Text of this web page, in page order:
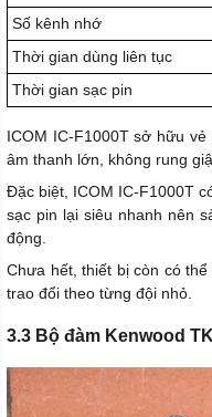
Số kênh nhớ
Thời gian dùng liên tục
Thời gian sạc pin
ICOM IC-F1000T sở hữu
âm thanh lớn, không rung
Đặc biệt, ICOM IC-F1000T
sạc pin lại siêu nhanh nên
động.
Chưa hết, thiết bị còn có
trao đổi theo từng đội nhỏ.
3.3 Bộ đàm Kenwood